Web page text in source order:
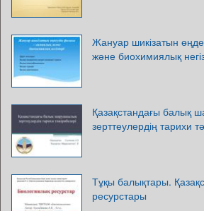
Жануар шикізатын
және биохимиялық
Қазақстандағы балық
зерттеулердің тарихи
Тұқы балықтары.
ресурстары